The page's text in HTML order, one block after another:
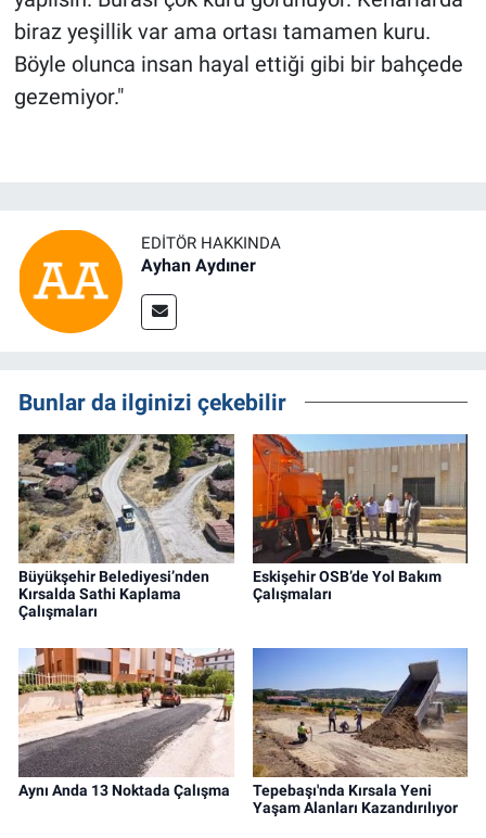
biraz yeşillik var ama ortası tamamen kuru.
Böyle olunca insan hayal ettiği gibi bir bahçede
gezemiyor."
EDITÖR HAKKINDA
Ayhan Aydıner
Bunlar da ilginizi çekebilir
Büyükşehir Belediyesi’nden
Kırsalda Sathi Kaplama
Çalışmaları
Eskişehir OSB’de Yol Bakım
Çalışmaları
Aynı Anda 13 Noktada Çalışma
Tepebaşı'nda Kırsala Yeni
Yaşam Alanları Kazandırılıyor